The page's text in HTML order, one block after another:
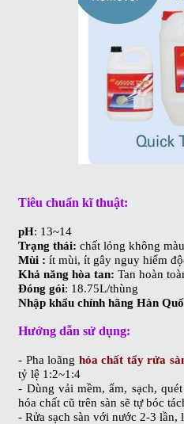
Tiêu chuẩn kĩ thuật:
pH: 13~14
Trạng thái: chất lỏng không màu
Mùi : ít mùi, ít gây nguy hiểm
Khả năng hòa tan: Tan hoàn
Đóng gói: 18.75L/thùng
Nhập khẩu chính hãng Hàn
Hướng dẫn sử dụng:
- Pha loãng hóa chất tẩy rửa
tỷ lệ 1:2~1:4
- Dùng vải mềm, ẩm, sạch,
hóa chất cũ trên sàn sẽ tự bóc
- Rửa sạch sàn với nước 2-3 lần, l